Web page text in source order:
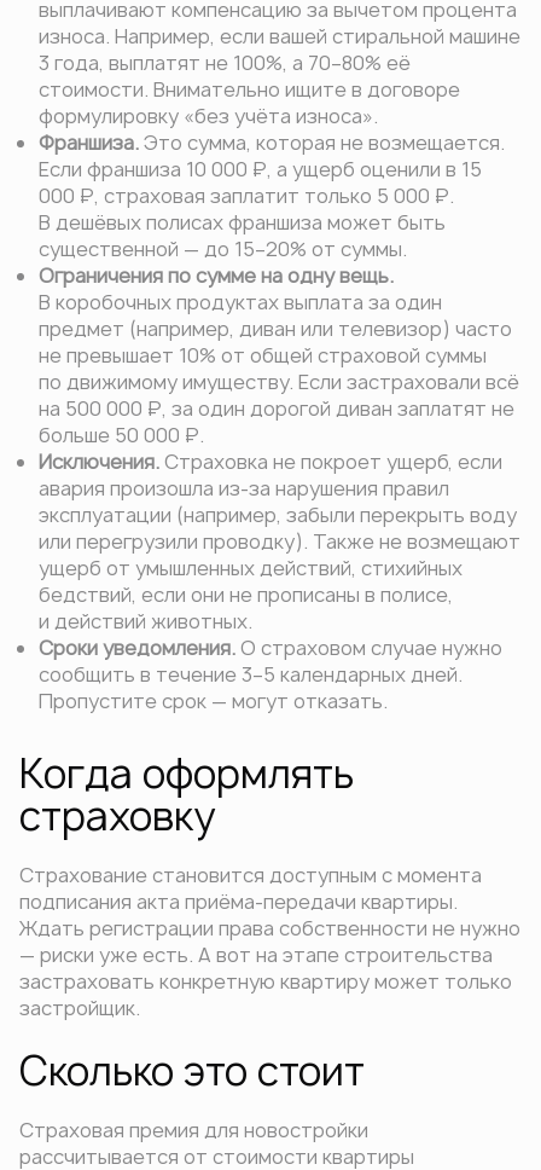
выплачивают компенсацию за вычетом процента
износа. Например, если вашей стиральной машине
3 года, выплатят не 100%, а 70–80% её
стоимости. Внимательно ищите в договоре
формулировку «без учёта износа».
Франшиза.Это сумма, которая не возмещается.
Если франшиза 10 000 ₽, а ущерб оценили в 15
000 ₽, страховая заплатит только 5 000 ₽.
В дешёвых полисах франшиза может быть
существенной — до 15–20% от суммы.
Ограничения по сумме на одну вещь.
В коробочных продуктах выплата за один
предмет (например, диван или телевизор) часто
не превышает 10% от общей страховой суммы
по движимому имуществу. Если застраховали всё
на 500 000 ₽, за один дорогой диван заплатят не
больше 50 000 ₽.
Исключения.Страховка не покроет ущерб, если
авария произошла из-за нарушения правил
эксплуатации (например, забыли перекрыть воду
или перегрузили проводку). Также не возмещают
ущерб от умышленных действий, стихийных
бедствий, если они не прописаны в полисе,
и действий животных.
Сроки уведомления.О страховом случае нужно
сообщить в течение 3–5 календарных дней.
Пропустите срок — могут отказать.
Когда оформлять
страховку
Страхование становится доступным с момента
подписания акта приёма-передачи квартиры.
Ждать регистрации права собственности не нужно
— риски уже есть. А вот на этапе строительства
застраховать конкретную квартиру может только
застройщик.
Сколько это стоит
Страховая премия для новостройки
рассчитывается от стоимости квартиры